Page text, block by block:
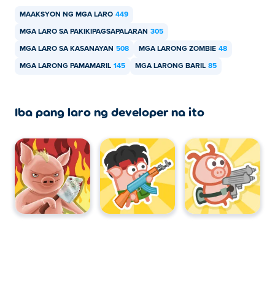
MAAKSYON NG MGA LARO 449
MGA LARO SA PAKIKIPAGSAPALARAN 305
MGA LARO SA KASANAYAN 508 MGA LARONG ZOMBIE 48
MGA LARONG PAMAMARIL 145 MGA LARONG BARIL 85
Iba pang laro ng developer na ito